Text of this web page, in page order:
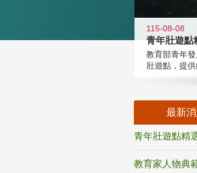
115-08-08
教育部青年
壯遊點，提供
最新
青年壯遊點精
教育家人物典